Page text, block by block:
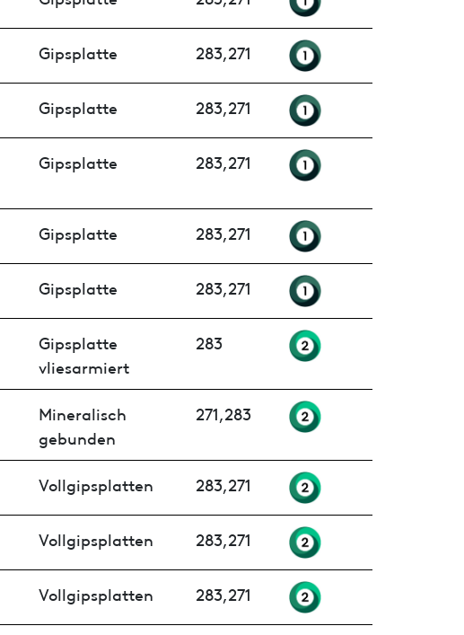
Gipsplatte 283,271
Gipsplatte 283,271
Gipsplatte 283,271
Gipsplatte 283,271
Gipsplatte 283,271
Gipsplatte
vliesarmiert
283
Mineralisch
gebunden
271,283
Vollgipsplatten 283,271
Vollgipsplatten 283,271
Vollgipsplatten 283,271